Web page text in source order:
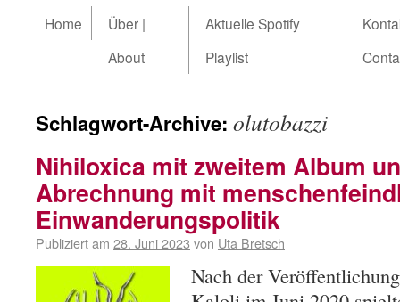
Home
Über |
About
Aktuelle Spotify
Playlist
Schlagwort-Archive: olutobazzi
Nihiloxica mit zweitem Album
Abrechnung mit
Einwanderungspolitik
Publiziert am 28. Juni 2023 von Uta Bretsch
Nach der